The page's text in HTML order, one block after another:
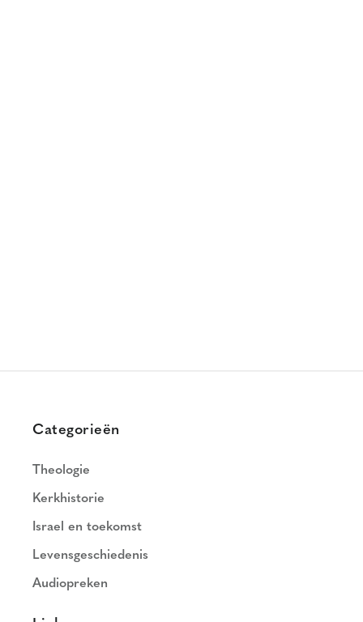
Categorieën
Theologie
Kerkhistorie
Israel en toekomst
Levensgeschiedenis
Audiopreken